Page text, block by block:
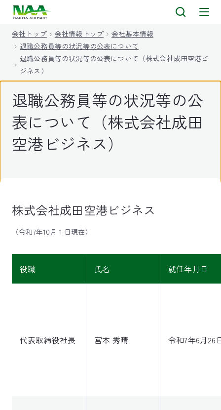
会社トップ 会社情報トップ
会社基本情報
退職公務員等の状況等の公表について
退職公務員等の状況等の公表について（株式会社成田空港ビ
ジネス）
退職公務員等の状況等の公
表について（株式会社成田
空港ビジネス）
株式会社成田空港ビジネス
（令和7年10月１日現在）
役職 氏名 就任年月日
代表取締役社長 宮本 秀晴 令和7年6月26